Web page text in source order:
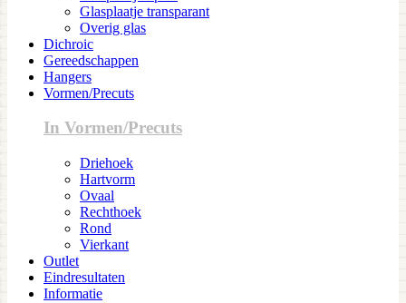
Glasplaatje transparant
Overig glas
Dichroic
Gereedschappen
Hangers
Vormen/Precuts
In Vormen/Precuts
Driehoek
Hartvorm
Ovaal
Rechthoek
Rond
Vierkant
Outlet
Eindresultaten
Informatie